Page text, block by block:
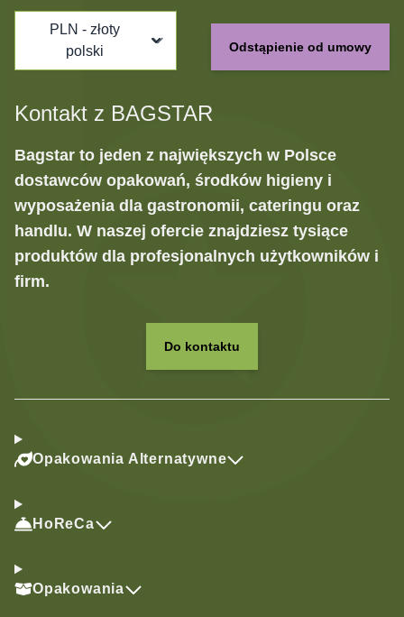
PLN - złoty
polski
Odstąpienie od umowy
Kontakt z BAGSTAR
Bagstar to jeden z największych w Polsce
dostawców opakowań, środków higieny i
wyposażenia dla gastronomii, cateringu oraz
handlu. W naszej ofercie znajdziesz tysiące
produktów dla profesjonalnych użytkowników i
firm.
Do kontaktu
Opakowania Alternatywne
HoReCa
Opakowania